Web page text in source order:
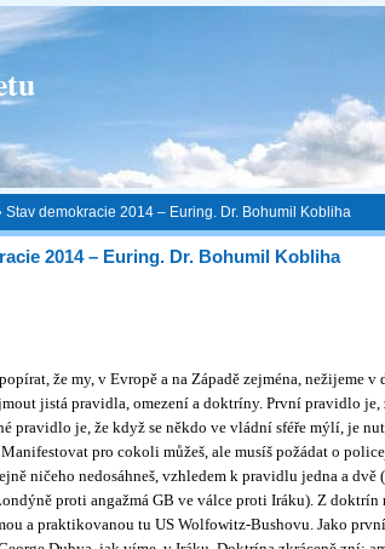
Stav demokracie 2014 – Euring. Dr. Bohumil Kobliha
2014 – Euring. Dr. Bohumil Kobliha
že my, v Evropě a na Západě zejména, nežijeme v
jistá pravidla, omezení a doktríny. První pravidlo je,
pravidlo je, že když se někdo ve vládní sféře mýlí, je
pro cokoli můžeš, ale musíš požádat o
ničeho nedosáhneš, vzhledem k pravidlu jedna a
proti angažmá GB ve válce proti Iráku). Z doktrín
a praktikovanou tu US Wolfowitz-Bushovu. Jako